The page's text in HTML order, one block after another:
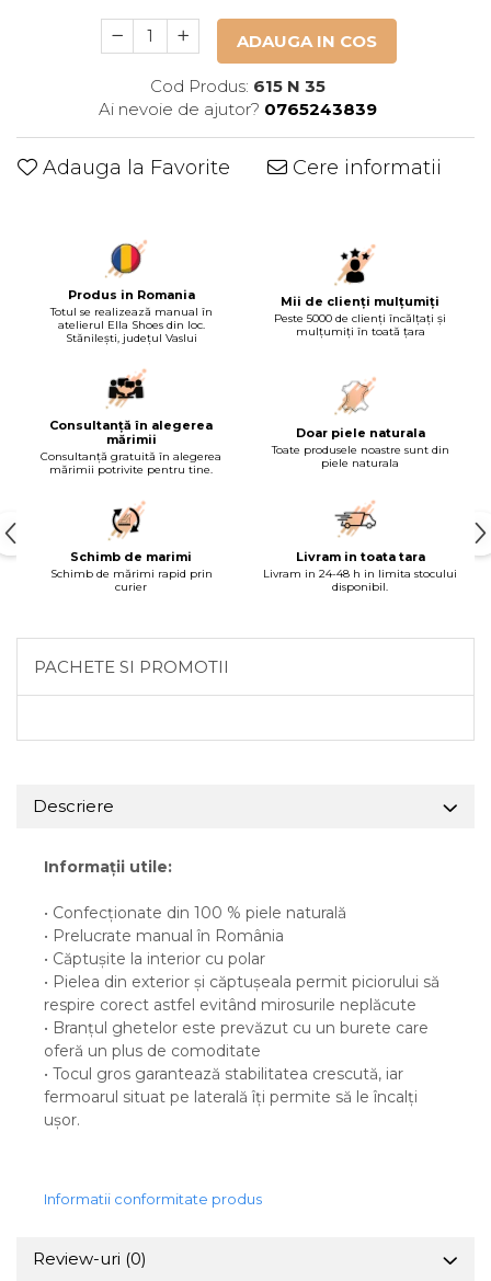
ADAUGA IN COS
Cod Produs: 615 N 35
Ai nevoie de ajutor? 0765243839
Adauga la Favorite Cere informatii
Produs in Romania
Totul se realizează manual în
atelierul Ella Shoes din loc.
Stănilești, județul Vaslui
Mii de clienți mulțumiți
Peste 5000 de clienți încălțați și
mulțumiți în toată țara
Consultanță în alegerea
mărimii
Consultanță gratuită în alegerea
mărimii potrivite pentru tine.
Doar piele naturala
Toate produsele noastre sunt din
piele naturala
Schimb de marimi
Schimb de mărimi rapid prin
curier
Livram in toata tara
Livram in 24-48 h in limita stocului
disponibil.
PACHETE SI PROMOTII
Descriere
Informații utile:
• Confecționate din 100 % piele naturală
• Prelucrate manual în România
• Căptușite la interior cu polar
• Pielea din exterior și căptușeala permit piciorului să
respire corect astfel evitând mirosurile neplăcute
• Branțul ghetelor este prevăzut cu un burete care
oferă un plus de comoditate
• Tocul gros garantează stabilitatea crescută, iar
fermoarul situat pe laterală îți permite să le încalți
ușor.
Informatii conformitate produs
Review-uri (0)